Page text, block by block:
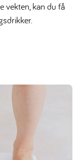
vekten, kan du få